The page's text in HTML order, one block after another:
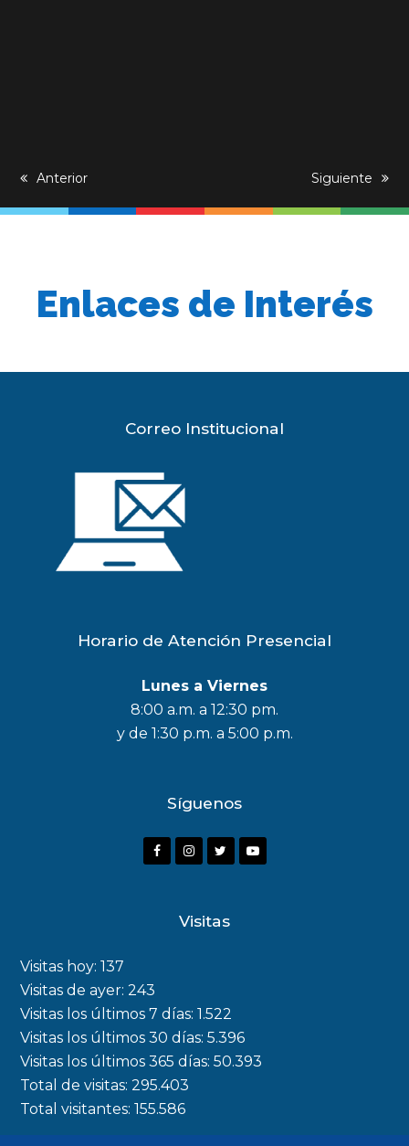
previous
Anterior
next
Siguiente
Enlaces de Interés
Correo Institucional
Horario de Atención Presencial
Lunes a Viernes
8:00 a.m. a 12:30 pm.
y de 1:30 p.m. a 5:00 p.m.
Síguenos
F
o
k
I
a
m
r
Y
Visitas
Visitas hoy:137
Visitas de ayer:243
Visitas los últimos 7 días:1.522
Visitas los últimos 30 días:5.396
Visitas los últimos 365 días:50.393
Total de visitas:295.403
Total visitantes:155.586